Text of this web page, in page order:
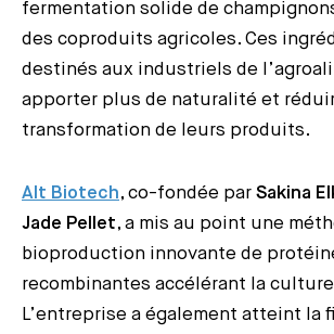
fermentation solide de
des coproduits agricoles. Ces
destinés aux industriels de
apporter plus de naturalité et
transformation de leurs produits.
Alt Biotech, co-fondée par Sakina
Jade Pellet, a mis au point une
bioproduction innovante de
recombinantes accélérant la
L’entreprise a également atteint la